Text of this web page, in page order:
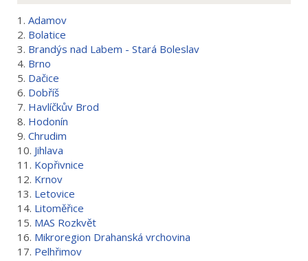
1. Adamov
2. Bolatice
3. Brandýs nad Labem - Stará Boleslav
4. Brno
5. Dačice
6. Dobříš
7. Havlíčkův Brod
8. Hodonín
9. Chrudim
10. Jihlava
11. Kopřivnice
12. Krnov
13. Letovice
14. Litoměřice
15. MAS Rozkvět
16. Mikroregion Drahanská vrchovina
17. Pelhřimov